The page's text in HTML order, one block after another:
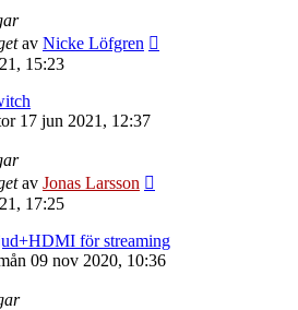
av Nicke Löfgren
15:23
17 jun 2021, 12:37
av Jonas Larsson
17:25
för streaming
09 nov 2020, 10:36